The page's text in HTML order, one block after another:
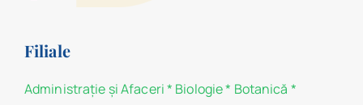
Filiale
Administraţie şi Afaceri* Biologie* Botanică *